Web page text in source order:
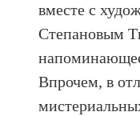
вместе с
Степановым
Впрочем, в